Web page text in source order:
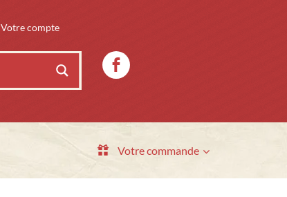
Votre compte
Votre commande